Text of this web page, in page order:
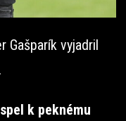
Gašparík vyjadril
k peknému